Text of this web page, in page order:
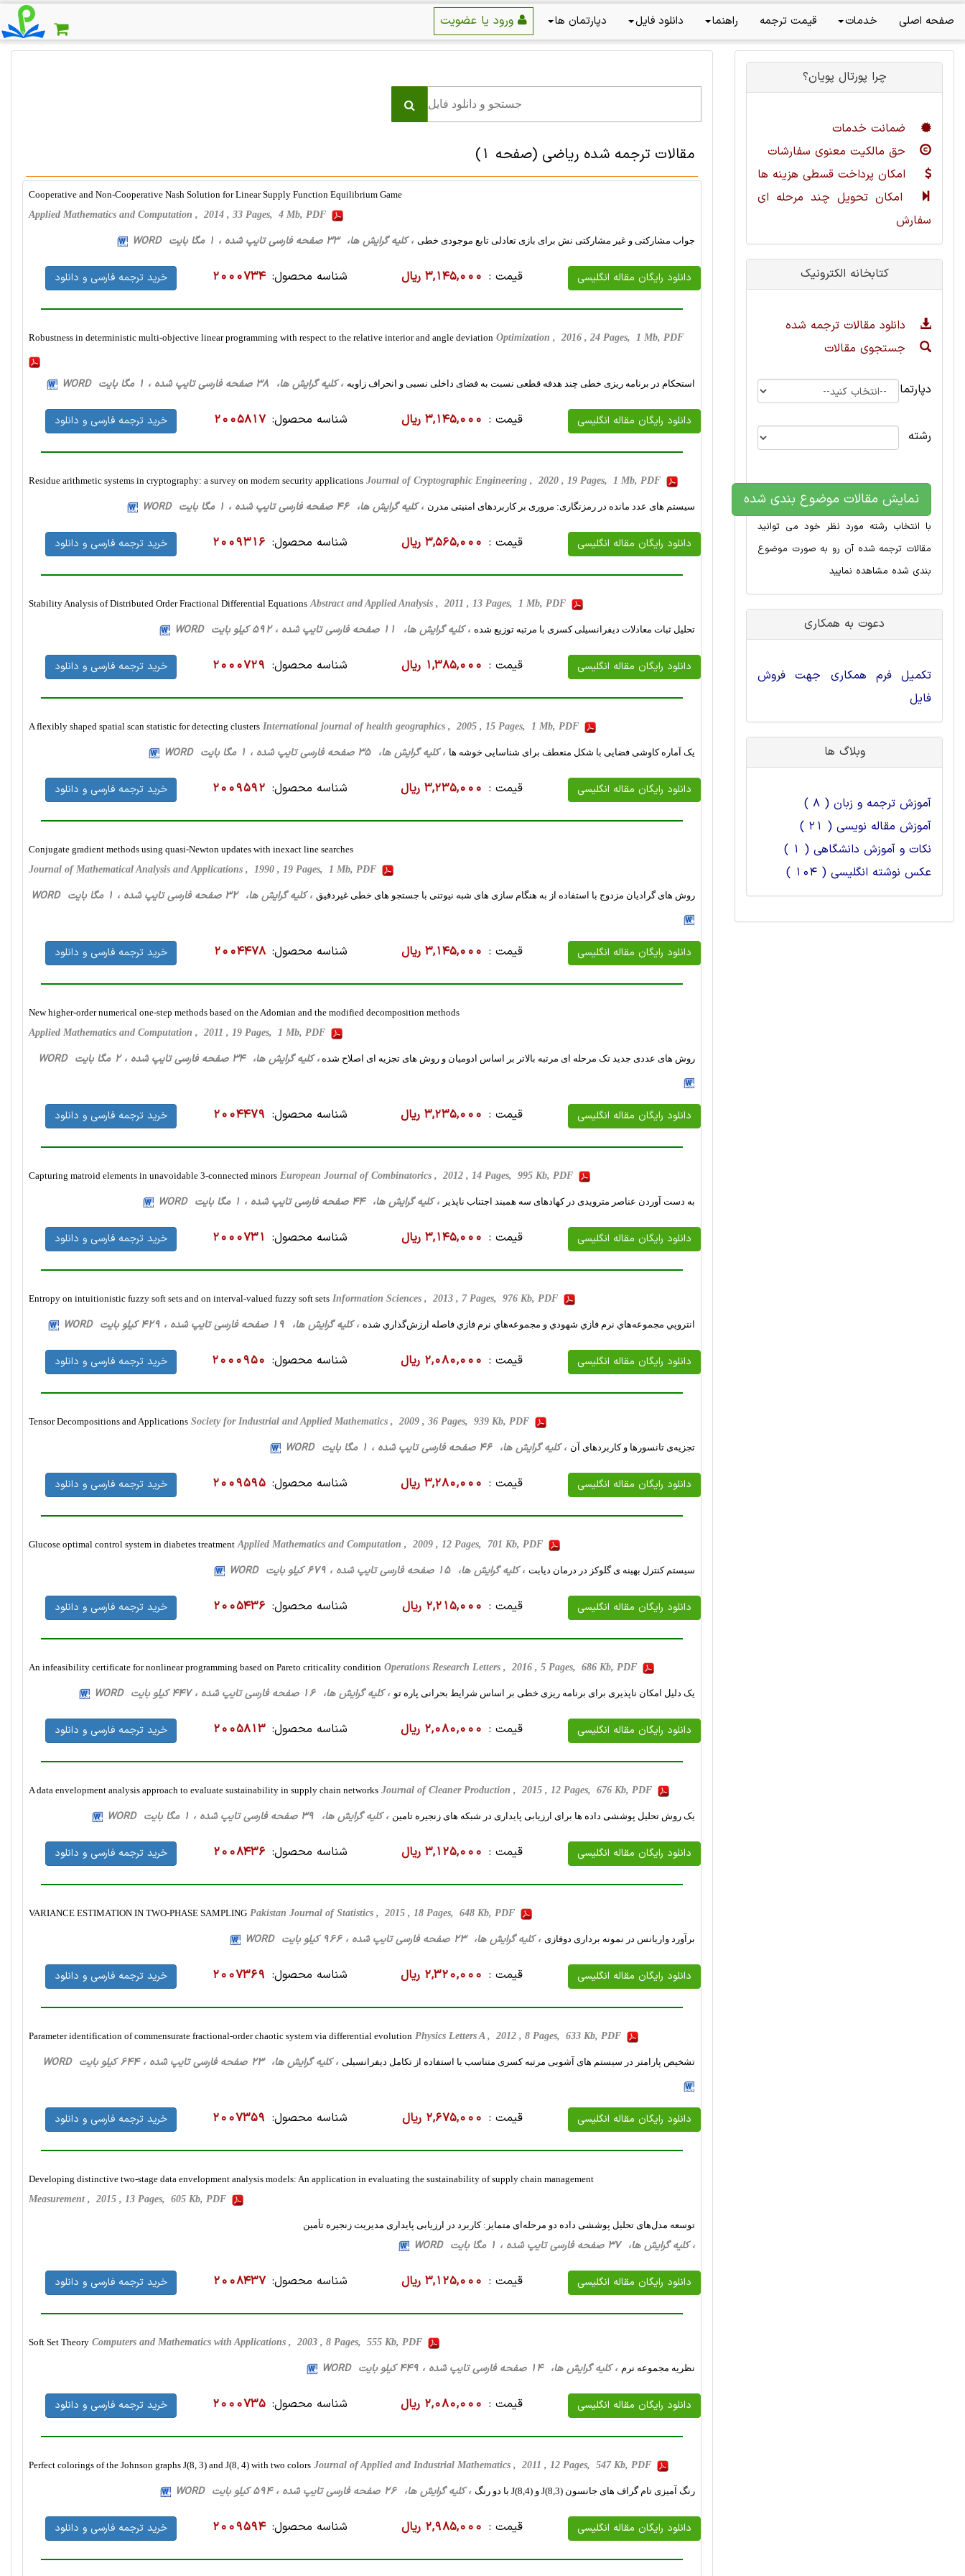
صفحه اصلی خدمات قیمت ترجمه راهنما دانلود فایل دپارتمان ها
مقالات ترجمه شده رياضی (صفحه 1)
Cooperative and Non-Cooperative Nash Solution for Linear Supply Function Equilibrium Game
Applied Mathematics and Computation , 2014 , 33 Pages, 4 Mb, PDF
جواب مشارکتی و غیر مشارکتی نش برای بازی تعادلی تابع موجودی خطی ، کلیه گرایش ها، 33 صفحه فارسی تایپ شده ، 1 مگا بایت WORD
دانلود رایگان مقاله انگلیسی قیمت : 3,145,000 ریال شناسه محصول: 2000734 خرید ترجمه فارسی و دانلود
Robustness in deterministic multi-objective linear programming with respect to the relative interior and angle deviation Optimization , 2016 , 24 Pages, 1 Mb, PDF
استحکام در برنامه ریزی خطی چند هدفه قطعی نسبت به فضای داخلی نسبی و انحراف زاویه ، کلیه گرایش ها، 38 صفحه فارسی تایپ شده ، 1 مگا بایت WORD
دانلود رایگان مقاله انگلیسی قیمت : 3,145,000 ریال شناسه محصول: 2005817 خرید ترجمه فارسی و دانلود
Residue arithmetic systems in cryptography: a survey on modern security applications Journal of Cryptographic Engineering , 2020 , 19 Pages, 1 Mb, PDF
سیستم های عدد مانده در رمزنگاری: مروری بر کاربردهای امنیتی مدرن ، کلیه گرایش ها، 46 صفحه فارسی تایپ شده ، 1 مگا بایت WORD
دانلود رایگان مقاله انگلیسی قیمت : 3,565,000 ریال شناسه محصول: 2009316 خرید ترجمه فارسی و دانلود
Stability Analysis of Distributed Order Fractional Differential Equations Abstract and Applied Analysis , 2011 , 13 Pages, 1 Mb, PDF
تحلیل ثبات معادلات دیفرانسیلی کسری با مرتبه توزیع شده ، کلیه گرایش ها، 11 صفحه فارسی تایپ شده ، 592 کیلو بایت WORD
دانلود رایگان مقاله انگلیسی قیمت : 1,385,000 ریال شناسه محصول: 2000729 خرید ترجمه فارسی و دانلود
A flexibly shaped spatial scan statistic for detecting clusters International journal of health geographics , 2005 , 15 Pages, 1 Mb, PDF
یک آماره کاوشی فضایی با شکل منعطف برای شناسایی خوشه ها ، کلیه گرایش ها، 35 صفحه فارسی تایپ شده ، 1 مگا بایت WORD
دانلود رایگان مقاله انگلیسی قیمت : 3,235,000 ریال شناسه محصول: 2009592 خرید ترجمه فارسی و دانلود
Conjugate gradient methods using quasi-Newton updates with inexact line searches
Journal of Mathematical Analysis and Applications , 1990 , 19 Pages, 1 Mb, PDF
روش های گرادیان مزدوج با استفاده از به هنگام سازی های شبه نیوتنی با جستجو های خطی غیردقیق ، کلیه گرایش ها، 32 صفحه فارسی تایپ شده ، 1 مگا بایت WORD
دانلود رایگان مقاله انگلیسی قیمت : 3,145,000 ریال شناسه محصول: 2004478 خرید ترجمه فارسی و دانلود
New higher-order numerical one-step methods based on the Adomian and the modified decomposition methods
Applied Mathematics and Computation , 2011 , 19 Pages, 1 Mb, PDF
روش های عددی جدید تک مرحله ای مرتبه بالاتر بر اساس ادومیان و روش های تجزیه ای اصلاح شده ، کلیه گرایش ها، 34 صفحه فارسی تایپ شده ، 2 مگا بایت WORD
دانلود رایگان مقاله انگلیسی قیمت : 3,235,000 ریال شناسه محصول: 2004479 خرید ترجمه فارسی و دانلود
Capturing matroid elements in unavoidable 3-connected minors European Journal of Combinatorics , 2012 , 14 Pages, 995 Kb, PDF
به دست آوردن عناصر مترویدی در کهادهای سه همبند اجتناب ناپذیر ، کلیه گرایش ها، 44 صفحه فارسی تایپ شده ، 1 مگا بایت WORD
دانلود رایگان مقاله انگلیسی قیمت : 3,145,000 ریال شناسه محصول: 2000731 خرید ترجمه فارسی و دانلود
Entropy on intuitionistic fuzzy soft sets and on interval-valued fuzzy soft sets Information Sciences , 2013 , 7 Pages, 976 Kb, PDF
انتروپي مجموعه‌هاي نرم فازي شهودي و مجموعه‌هاي نرم فازي فاصله ارزش‌گذاري شده ، کلیه گرایش ها، 19 صفحه فارسی تایپ شده ، 429 کیلو بایت WORD
دانلود رایگان مقاله انگلیسی قیمت : 2,080,000 ریال شناسه محصول: 2000950 خرید ترجمه فارسی و دانلود
Tensor Decompositions and Applications Society for Industrial and Applied Mathematics , 2009 , 36 Pages, 939 Kb, PDF
تجزیه‌ی تانسورها و کاربردهای آن ، کلیه گرایش ها، 46 صفحه فارسی تایپ شده ، 1 مگا بایت WORD
دانلود رایگان مقاله انگلیسی قیمت : 3,280,000 ریال شناسه محصول: 2009595 خرید ترجمه فارسی و دانلود
Glucose optimal control system in diabetes treatment Applied Mathematics and Computation , 2009 , 12 Pages, 701 Kb, PDF
سیستم کنترل بهینه ی گلوکز در درمان دیابت ، کلیه گرایش ها، 15 صفحه فارسی تایپ شده ، 679 کیلو بایت WORD
دانلود رایگان مقاله انگلیسی قیمت : 2,215,000 ریال شناسه محصول: 2005436 خرید ترجمه فارسی و دانلود
An infeasibility certificate for nonlinear programming based on Pareto criticality condition Operations Research Letters , 2016 , 5 Pages, 686 Kb, PDF
یک دلیل امکان ناپذیری برای برنامه ریزی خطی بر اساس شرایط بحرانی پاره تو ، کلیه گرایش ها، 16 صفحه فارسی تایپ شده ، 447 کیلو بایت WORD
دانلود رایگان مقاله انگلیسی قیمت : 2,080,000 ریال شناسه محصول: 2005813 خرید ترجمه فارسی و دانلود
A data envelopment analysis approach to evaluate sustainability in supply chain networks Journal of Cleaner Production , 2015 , 12 Pages, 676 Kb, PDF
یک روش تحلیل پوششی داده ها برای ارزیابی پایداری در شبکه های زنجیره تامین ، کلیه گرایش ها، 39 صفحه فارسی تایپ شده ، 1 مگا بایت WORD
دانلود رایگان مقاله انگلیسی قیمت : 3,125,000 ریال شناسه محصول: 2008436 خرید ترجمه فارسی و دانلود
VARIANCE ESTIMATION IN TWO-PHASE SAMPLING Pakistan Journal of Statistics , 2015 , 18 Pages, 648 Kb, PDF
برآورد واریانس در نمونه برداری دوفازی ، کلیه گرایش ها، 23 صفحه فارسی تایپ شده ، 966 کیلو بایت WORD
دانلود رایگان مقاله انگلیسی قیمت : 2,320,000 ریال شناسه محصول: 2007369 خرید ترجمه فارسی و دانلود
Parameter identification of commensurate fractional-order chaotic system via differential evolution Physics Letters A , 2012 , 8 Pages, 633 Kb, PDF
تشخیص پارامتر در سیستم های آشوبی مرتبه کسری متناسب با استفاده از تکامل دیفرانسیلی ، کلیه گرایش ها، 23 صفحه فارسی تایپ شده ، 644 کیلو بایت WORD
دانلود رایگان مقاله انگلیسی قیمت : 2,675,000 ریال شناسه محصول: 2007359 خرید ترجمه فارسی و دانلود
Developing distinctive two-stage data envelopment analysis models: An application in evaluating the sustainability of supply chain management
Measurement , 2015 , 13 Pages, 605 Kb, PDF
توسعه مدل‌های تحلیل پوششی داده دو مرحله‌ای متمایز: کاربرد در ارزیابی پایداری مدیریت زنجیره تأمین
، کلیه گرایش ها، 37 صفحه فارسی تایپ شده ، 1 مگا بایت WORD
دانلود رایگان مقاله انگلیسی قیمت : 3,125,000 ریال شناسه محصول: 2008437 خرید ترجمه فارسی و دانلود
Soft Set Theory Computers and Mathematics with Applications , 2003 , 8 Pages, 555 Kb, PDF
نظریه مجموعه نرم ، کلیه گرایش ها، 14 صفحه فارسی تایپ شده ، 449 کیلو بایت WORD
دانلود رایگان مقاله انگلیسی قیمت : 2,080,000 ریال شناسه محصول: 2000735 خرید ترجمه فارسی و دانلود
Perfect colorings of the Johnson graphs J(8, 3) and J(8, 4) with two colors Journal of Applied and Industrial Mathematics , 2011 , 12 Pages, 547 Kb, PDF
رنگ آمیزی تام گراف های جانسون J(8,3) و J(8,4) با دو رنگ ، کلیه گرایش ها، 26 صفحه فارسی تایپ شده ، 594 کیلو بایت WORD
دانلود رایگان مقاله انگلیسی قیمت : 2,985,000 ریال شناسه محصول: 2009594 خرید ترجمه فارسی و دانلود
چرا پورتال پویان؟
ضمانت خدمات
حق مالکیت معنوی سفارشات
امکان پرداخت قسطی هزینه ها
امکان تحویل چند مرحله ای
سفارش
کتابخانه الکترونیک
دانلود مقالات ترجمه شده
جستجوی مقالات
دپارتمان
رشته
نمایش مقالات موضوع بندی شده
با انتخاب رشته مورد نظر خود می توانید
مقالات ترجمه شده آن رو به صورت موضوع
بندی شده مشاهده نمایید
دعوت به همکاری
تکمیل فرم همکاری جهت فروش
فایل
وبلاگ ها
آموزش ترجمه و زبان ( 8 )
آموزش مقاله نویسی ( 21 )
نکات و آموزش دانشگاهی ( 1 )
عکس نوشته انگلیسی ( 104 )